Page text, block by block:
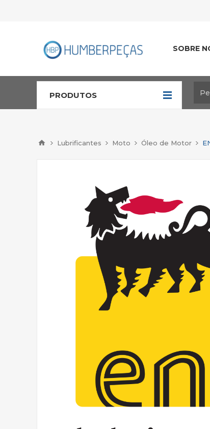
SOBRE
PRODUTOS
Lubrificantes Moto Óleo de Motor